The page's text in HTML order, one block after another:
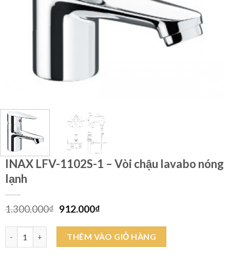
INAX LFV-1102S-1 – Vòi chậu lavabo nóng
lạnh
1.300.000₫ Giá
là:
1.300.000₫.
912.000₫Giá
tại
là:
912.000₫.
INAX LFV-1102S-1 - Vòi chậu lavabo nóng lạnh số lượng
THÊM VÀO GIỎ HÀNG